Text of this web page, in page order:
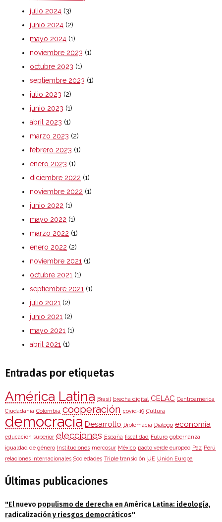
julio 2024 (3)
junio 2024 (2)
mayo 2024 (1)
noviembre 2023 (1)
octubre 2023 (1)
septiembre 2023 (1)
julio 2023 (2)
junio 2023 (1)
abril 2023 (1)
marzo 2023 (2)
febrero 2023 (1)
enero 2023 (1)
diciembre 2022 (1)
noviembre 2022 (1)
junio 2022 (1)
mayo 2022 (1)
marzo 2022 (1)
enero 2022 (2)
noviembre 2021 (1)
octubre 2021 (1)
septiembre 2021 (1)
julio 2021 (2)
junio 2021 (2)
mayo 2021 (1)
abril 2021 (1)
Entradas por etiquetas
América Latina Brasil brecha digital CELAC Centroamérica
Ciudadanía Colombia cooperación covid-19 Cultura
democracia Desarrollo Diplomacia Diálogo economía
educación superior elecciones España fiscalidad Futuro gobernanza
igualdad de género
Instituciones mercosur México pacto verde europeo Paz Perú
relaciones internacionales Sociedades Triple transición UE Unión Europa
Últimas publicaciones
"El nuevo populismo de derecha en América Latina: ideología,
radicalización y riesgos democráticos"